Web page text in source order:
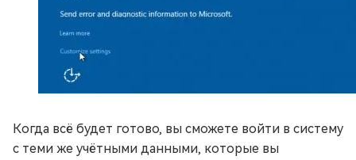
Когда всё будет готово, вы сможете войти в систему
с теми же учётными данными, которые вы